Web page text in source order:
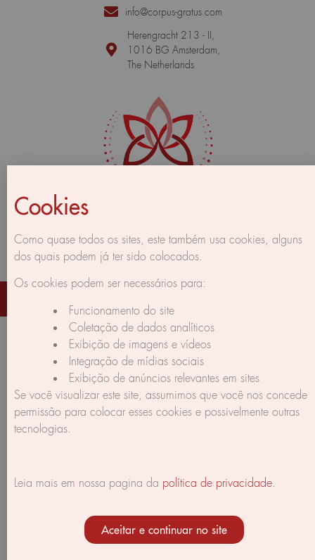
info@corpus-gratus.com
Herengracht 213 - II,
1016 BG Amsterdam,
The Netherlands
Corpus Gratus © 2026 All rights reserved | made by Braga's
Creations
Cookies
Como quase todos os sites, este também usa cookies, alguns
dos quais podem já ter sido colocados.
Os cookies podem ser necessários para:
Funcionamento do site
Coletação de dados analíticos
Exibição de imagens e vídeos
Integração de mídias sociais
Exibição de anúncios relevantes em sites
Se você visualizar este site, assumimos que você nos concede
permissão para colocar esses cookies e possivelmente outras
tecnologias.
Leia mais em nossa pagina da política de privacidade.
Aceitar e continuar no site